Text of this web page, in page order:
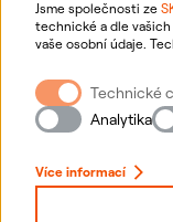
Jsme společnosti ze
technické a dle
vaše osobní údaje.
webové stránky
Pro sběr a zpracování
nám můžete udělit
zpracování osobních
Technické
Analytika
Více informací